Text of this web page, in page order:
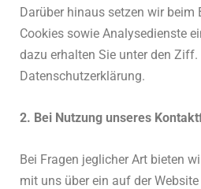
Darüber hinaus setzen wir beim
Cookies sowie Analysedienste
dazu erhalten Sie unter den
Datenschutzerklärung.
2. Bei Nutzung unseres
Bei Fragen jeglicher Art bieten
mit uns über ein auf der